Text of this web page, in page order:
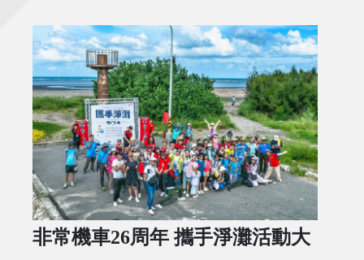
非常機車26周年 攜手淨灘活動大